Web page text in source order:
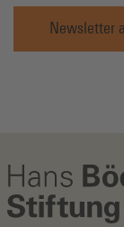
Newsletter